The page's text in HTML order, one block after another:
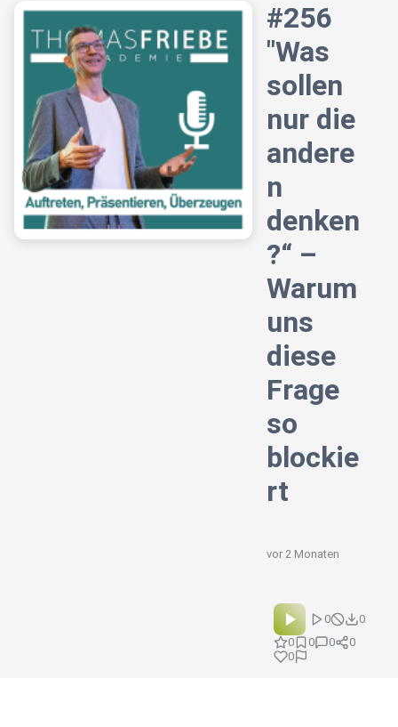
#256
"Was
sollen
nur die
andere
n
denken
?“ –
Warum
uns
diese
Frage
so
blockie
rt
vor 2 Monaten
0
0
0
0 0
0
0